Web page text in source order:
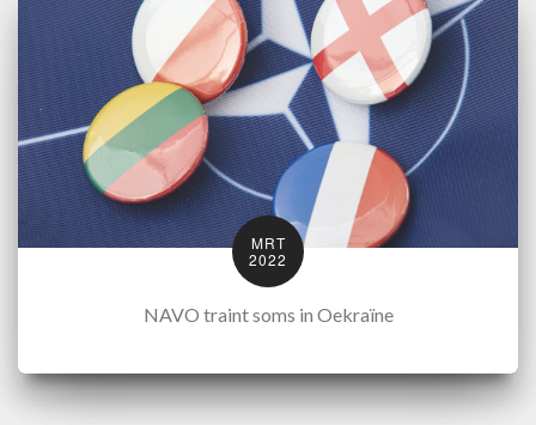
MRT
2022
NAVO traint soms in Oekraïne